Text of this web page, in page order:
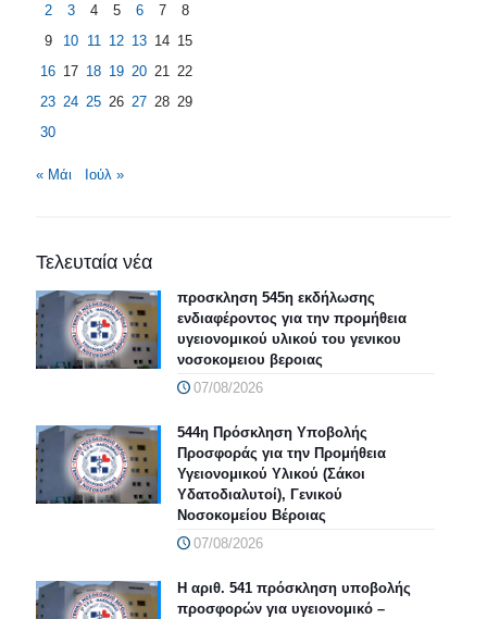
2
3 4 5 6 7
8
9
10 11 12 13 14 15
16 17 18 19 20 21
22
23 24 25 26 27 28 29
30
« Μάι Ιούλ »
Τελευταία νέα
προσκληση 545η εκδήλωσης
ενδιαφέροντος για την προμήθεια
υγειονομικού υλικού του γενικου
νοσοκομειου βεροιας
07/08/2026
544η Πρόσκληση Υποβολής
Προσφοράς για την Προμήθεια
Υγειονομικού Υλικού (Σάκοι
Υδατοδιαλυτοί), Γενικού
Νοσοκομείου Βέροιας
07/08/2026
Η αριθ. 541 πρόσκληση υποβολής
προσφορών για υγειονομικό –